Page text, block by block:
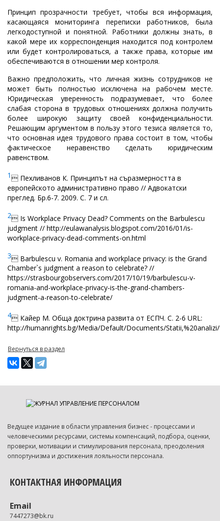
Принцип прозрачности требует, чтобы вся информация,
касающаяся мониторинга переписки работников, была
легкодоступной и понятной. Работники должны знать, в
какой мере их корреспонденция находится под контролем
или будет контролироваться, а также права, которые им
обеспечиваются в отношении мер контроля.
Важно предположить, что личная жизнь сотрудников не
может быть полностью исключена на рабочем месте.
Юридическая уверенность подразумевает, что более
слабая сторона в трудовых отношениях должна получить
более широкую защиту своей конфиденциальности.
Решающим аргументом в пользу этого тезиса является то,
что основная идея трудового права состоит в том, чтобы
фактическое неравенство сделать юридическим
равенством.
1 Пехливанов К. Принципът на съразмерността в
европейското административно право // Адвокатски
преглед. Бр.6-7. 2009. С. 7 и сл.
2 Is Workplace Privacy Dead? Comments on the Barbulescu
judgment // http://eulawanalysis.blogspot.com/2016/01/is-
workplace-privacy-dead-comments-on.html
3 Barbulescu v. Romania and workplace privacy: is the Grand
Chamber`s judgment a reason to celebrate? //
https://strasbourgobservers.com/2017/10/19/barbulescu-v-
romania-and-workplace-privacy-is-the-grand-chambers-
judgment-a-reason-to-celebrate/
4 Кайер М. Обща доктрина развита от ЕСПЧ. С. 2-6 URL:
http://humanrights.bg/Media/Default/Documents/Statii,%20analizi/
Вернуться в раздел
Ведущее издание в области управления бизнес - процессами и
человеческими ресурсами, системы компенсаций, подбора, оценки,
проверки, мотивации и стимулирования персонала, преодоления
оппортунизма и достижения лояльности персонала.
КОНТАКТНАЯ ИНФОРМАЦИЯ
Email
7447273@bk.ru